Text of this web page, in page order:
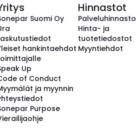
Suomi Oy
hankintaehdot
Up
of Conduct
ja myynnin
Purpose
Hinnastot
Palveluhinnasto
Hinta- ja
tuotetiedostot
Myyntiehdot